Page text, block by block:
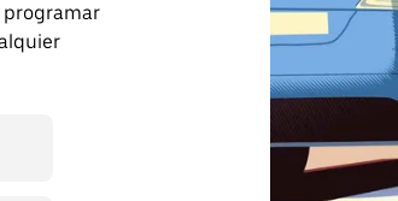
programar